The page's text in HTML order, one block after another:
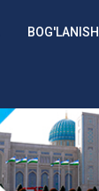
BOG'LANISH